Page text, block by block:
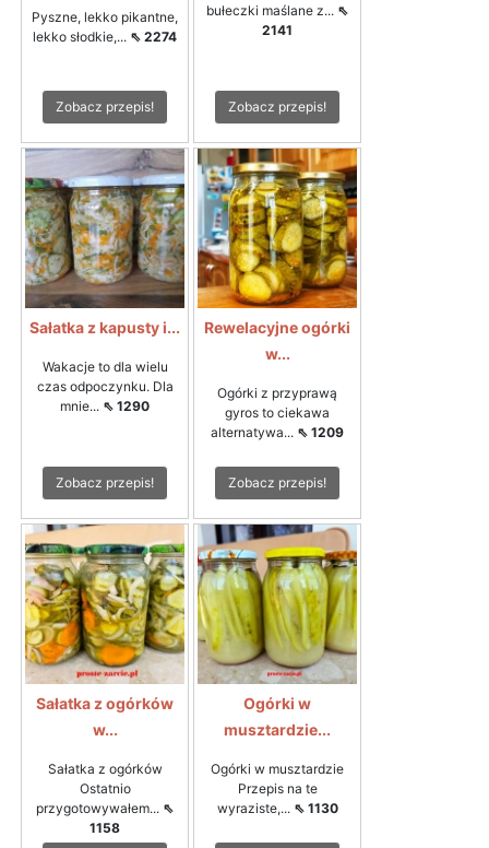
Pyszne, lekko pikantne,
lekko słodkie,... ⇖ 2274
Zobacz przepis!
bułeczki maślane z... ⇖
2141
Zobacz przepis!
Sałatka z kapusty i...
Wakacje to dla wielu
czas odpoczynku. Dla
mnie... ⇖ 1290
Zobacz przepis!
Rewelacyjne ogórki
w...
Ogórki z przyprawą
gyros to ciekawa
alternatywa... ⇖ 1209
Zobacz przepis!
Sałatka z ogórków
w...
Sałatka z ogórków
Ostatnio
przygotowywałem... ⇖
1158
Ogórki w
musztardzie...
Ogórki w musztardzie
Przepis na te
wyraziste,... ⇖ 1130